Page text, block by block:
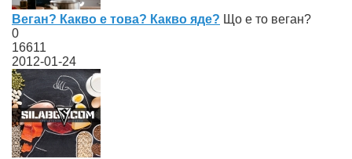
Веган? Какво е това? Какво яде? Що е то веган?
0
16611
2012-01-24